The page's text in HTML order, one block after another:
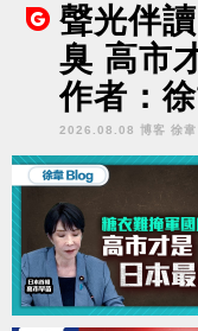
聲光伴
臭 高市
作者：
2026.08.08 博客 徐韋